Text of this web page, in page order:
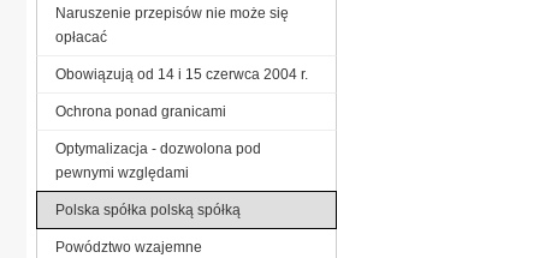
Naruszenie przepisów nie może się
opłacać
Obowiązują od 14 i 15 czerwca 2004 r.
Ochrona ponad granicami
Optymalizacja - dozwolona pod
pewnymi względami
Polska spółka polską spółką
Powództwo wzajemne